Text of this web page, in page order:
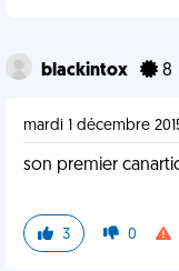
blackintox 8
mardi 1 décembre
son premier
3 0